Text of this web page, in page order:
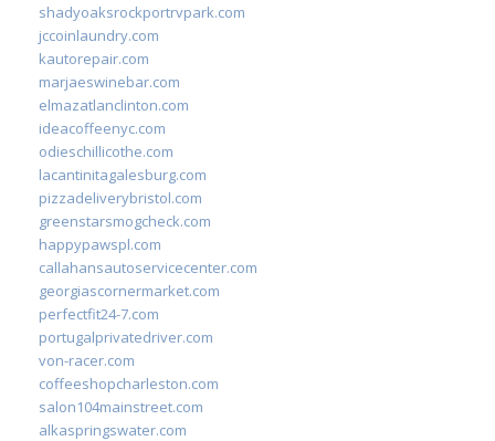
shadyoaksrockportrvpark.com
jccoinlaundry.com
kautorepair.com
marjaeswinebar.com
elmazatlanclinton.com
ideacoffeenyc.com
odieschillicothe.com
lacantinitagalesburg.com
pizzadeliverybristol.com
greenstarsmogcheck.com
happypawspl.com
callahansautoservicecenter.com
georgiascornermarket.com
perfectfit24-7.com
portugalprivatedriver.com
von-racer.com
coffeeshopcharleston.com
salon104mainstreet.com
alkaspringswater.com